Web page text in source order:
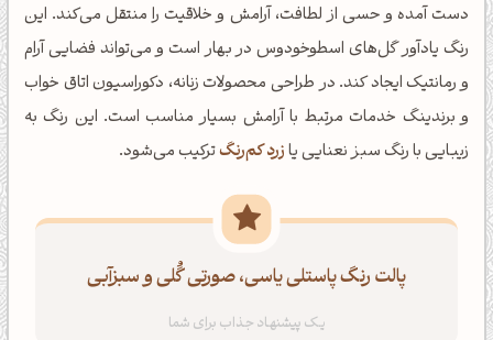
دست آمده و حسی از لطافت، آرامش و خلاقیت را منتقل می‌کند. این
رنگ یادآور گل‌های اسطوخودوس در بهار است و می‌تواند فضایی آرام
و رمانتیک ایجاد کند. در طراحی محصولات زنانه، دکوراسیون اتاق خواب
و برندینگ خدمات مرتبط با آرامش بسیار مناسب است. این رنگ به
زیبایی با رنگ سبز نعنایی یازرد کم‌رنگترکیب می‌شود.
پالت رنگ پاستلی یاسی، صورتی گُلی و سبزآبی